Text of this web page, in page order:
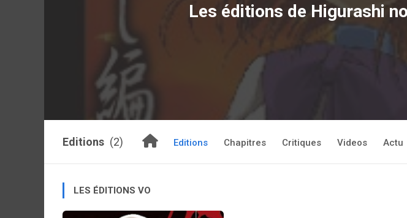
Les éditions de Higurashi
Editions (2) Editions Chapitres Critiques Videos Actu
LES ÉDITIONS VO